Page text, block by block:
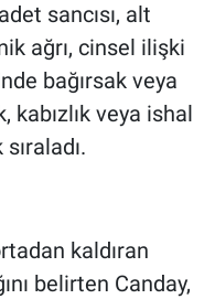
sancısı, alt
ağrı, cinsel ilişki
bağırsak veya
kabızlık veya ishal
kaldıran
belirten Canday,